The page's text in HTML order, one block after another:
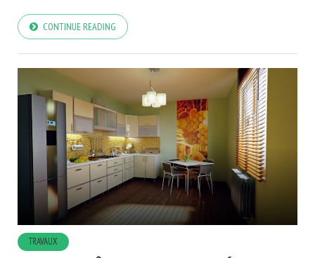
CONTINUE READING
TRAVAUX